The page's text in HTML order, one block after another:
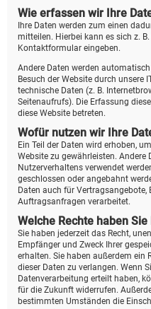
Wie erfassen wir Ihre
Ihre Daten werden zum einen
mitteilen. Hierbei kann es sich z.
Kontaktformular eingeben.
Andere Daten werden
Besuch der Website durch unsere
technische Daten (z. B.
Seitenaufrufs). Die Erfassung
diese Website betreten.
Wofür nutzen wir Ihre
Ein Teil der Daten wird erhoben,
Website zu gewährleisten. Andere
Nutzerverhaltens verwendet
geschlossen oder angebahnt
Daten auch für Vertragsangebote,
Auftragsanfragen verarbeitet.
Welche Rechte haben
Sie haben jederzeit das Recht,
Empfänger und Zweck Ihrer
erhalten. Sie haben außerdem ein
dieser Daten zu verlangen. Wenn
Datenverarbeitung erteilt haben,
für die Zukunft widerrufen.
bestimmten Umständen die